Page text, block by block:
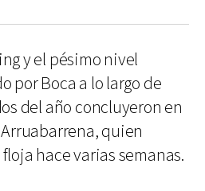
y el pésimo nivel
por Boca a lo largo de
del año concluyeron en
quien
hace varias semanas.